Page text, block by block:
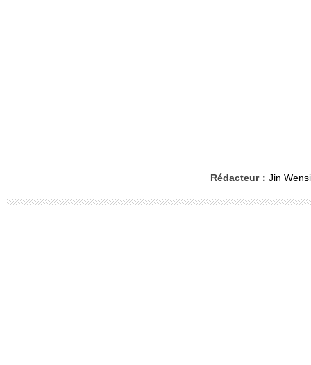
Rédacteur： Jin Wensi